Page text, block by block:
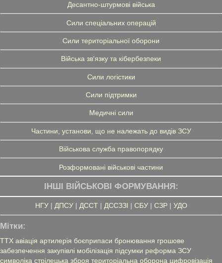
Десантно-штурмові війська
Сили спеціальних операцій
Сили територіальної оборони
Війська зв'язку та кібербезпеки
Сили логістики
Сили підтримки
Медичні сили
Частини, установи, що не належать до видів ЗСУ
Військова служба правопорядку
Розформовані військові частини
ІНШІ ВІЙСЬКОВІ ФОРМУВАННЯ:
НГУ| ДПСУ| ДССТ| ДССЗЗІ | СБУ| СЗР| УДО
Мітки:
ТТХ авіація артилерія боєприпаси бронювання грошове
забезпечення закупівлі мобілізація підсумки реформа ЗСУ
символіка стрілецька зброя територіальна оборона цифровізація